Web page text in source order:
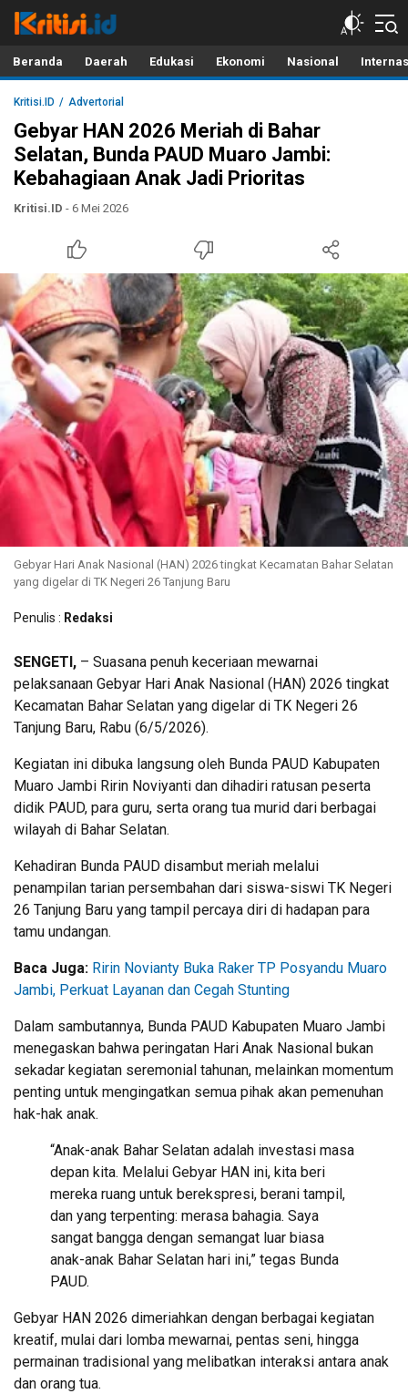
Kritisi.ID
Kritik untuk Negeri!
Beranda Daerah Edukasi Ekonomi Nasional
Kritisi.ID Advertorial
Gebyar HAN 2026 Meriah di Bahar
Selatan, Bunda PAUD Muaro Jambi:
Kebahagiaan Anak Jadi Prioritas
Kritisi.ID - 6 Mei 2026
Gebyar Hari Anak Nasional (HAN) 2026 tingkat Kecamatan Bahar Selatan
yang digelar di TK Negeri 26 Tanjung Baru
Penulis : Redaksi
SENGETI, – Suasana penuh keceriaan mewarnai
pelaksanaan Gebyar Hari Anak Nasional (HAN) 2026 tingkat
Kecamatan Bahar Selatan yang digelar di TK Negeri 26
Tanjung Baru, Rabu (6/5/2026).
Kegiatan ini dibuka langsung oleh Bunda PAUD Kabupaten
Muaro Jambi Ririn Noviyanti dan dihadiri ratusan peserta
didik PAUD, para guru, serta orang tua murid dari berbagai
wilayah di Bahar Selatan.
Kehadiran Bunda PAUD disambut meriah melalui
penampilan tarian persembahan dari siswa-siswi TK Negeri
26 Tanjung Baru yang tampil percaya diri di hadapan para
tamu undangan.
Baca Juga: Ririn Novianty Buka Raker TP Posyandu Muaro
Jambi, Perkuat Layanan dan Cegah Stunting
Dalam sambutannya, Bunda PAUD Kabupaten Muaro Jambi
menegaskan bahwa peringatan Hari Anak Nasional bukan
sekadar kegiatan seremonial tahunan, melainkan momentum
penting untuk mengingatkan semua pihak akan pemenuhan
hak-hak anak.
“Anak-anak Bahar Selatan adalah investasi masa
depan kita. Melalui Gebyar HAN ini, kita beri
mereka ruang untuk berekspresi, berani tampil,
dan yang terpenting: merasa bahagia. Saya
sangat bangga dengan semangat luar biasa
anak-anak Bahar Selatan hari ini,” tegas Bunda
PAUD.
Gebyar HAN 2026 dimeriahkan dengan berbagai kegiatan
kreatif, mulai dari lomba mewarnai, pentas seni, hingga
permainan tradisional yang melibatkan interaksi antara anak
dan orang tua.